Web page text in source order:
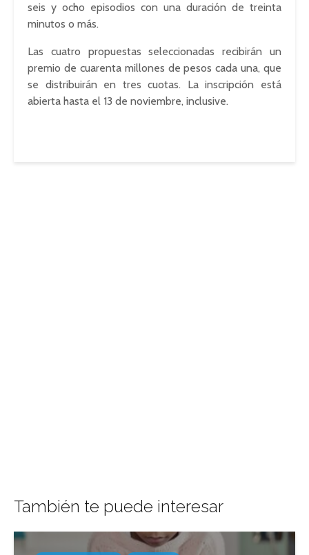
seis y ocho episodios con una duración de treinta
minutos o más.
Las cuatro propuestas seleccionadas recibirán un
premio de cuarenta millones de pesos cada una, que
se distribuirán en tres cuotas. La inscripción está
abierta hasta el 13 de noviembre, inclusive.
También te puede interesar